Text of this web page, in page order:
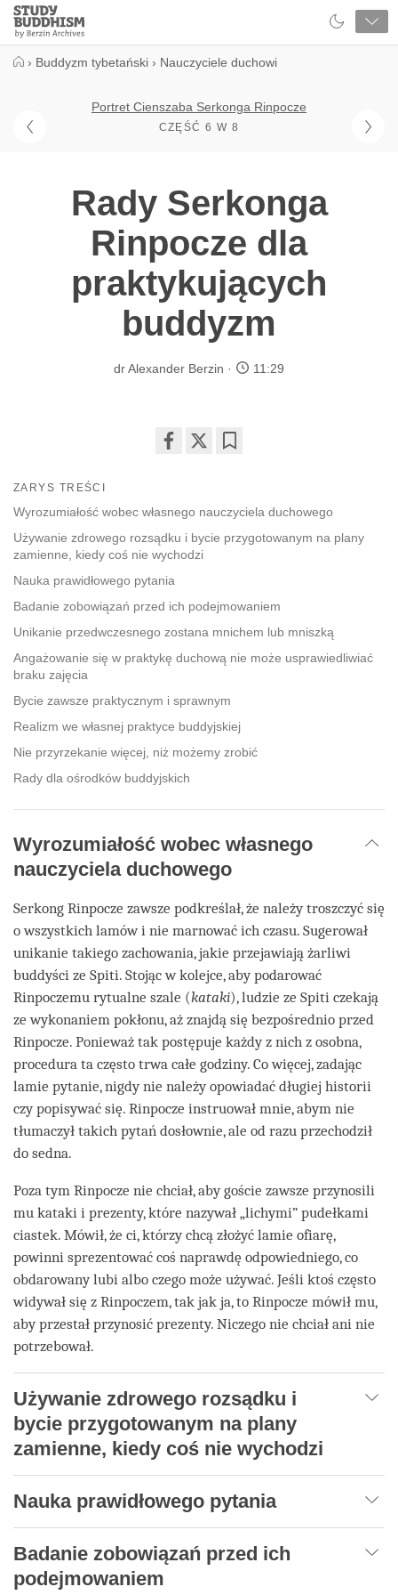
Close
Study
Buddhism
› Buddyzm tybetański › Nauczyciele duchowi
Portret Cienszaba Serkonga Rinpocze
CZĘŚĆ 6 W 8
Rady Serkonga
Rinpocze dla
praktykujących
buddyzm
dr Alexander Berzin 11:29
ZARYS TREŚCI
Wyrozumiałość wobec własnego nauczyciela duchowego
Używanie zdrowego rozsądku i bycie przygotowanym na plany
zamienne, kiedy coś nie wychodzi
Nauka prawidłowego pytania
Badanie zobowiązań przed ich podejmowaniem
Unikanie przedwczesnego zostana mnichem lub mniszką
Angażowanie się w praktykę duchową nie może usprawiedliwiać
braku zajęcia
Bycie zawsze praktycznym i sprawnym
Realizm we własnej praktyce buddyjskiej
Nie przyrzekanie więcej, niż możemy zrobić
Rady dla ośrodków buddyjskich
Wyrozumiałość wobec własnego
nauczyciela duchowego
Serkong Rinpocze zawsze podkreślał, że należy troszczyć się
o wszystkich lamów i nie marnować ich czasu. Sugerował
unikanie takiego zachowania, jakie przejawiają żarliwi
buddyści ze Spiti. Stojąc w kolejce, aby podarować
Rinpoczemu rytualne szale (kataki), ludzie ze Spiti czekają
ze wykonaniem pokłonu, aż znajdą się bezpośrednio przed
Rinpocze. Ponieważ tak postępuje każdy z nich z osobna,
procedura ta często trwa całe godziny. Co więcej, zadając
lamie pytanie, nigdy nie należy opowiadać długiej historii
czy popisywać się. Rinpocze instruował mnie, abym nie
tłumaczył takich pytań dosłownie, ale od razu przechodził
do sedna.
Poza tym Rinpocze nie chciał, aby goście zawsze przynosili
mu kataki i prezenty, które nazywał „lichymi” pudełkami
ciastek. Mówił, że ci, którzy chcą złożyć lamie ofiarę,
powinni sprezentować coś naprawdę odpowiedniego, co
obdarowany lubi albo czego może używać. Jeśli ktoś często
widywał się z Rinpoczem, tak jak ja, to Rinpocze mówił mu,
aby przestał przynosić prezenty. Niczego nie chciał ani nie
potrzebował.
Używanie zdrowego rozsądku i
bycie przygotowanym na plany
zamienne, kiedy coś nie wychodzi
Nauka prawidłowego pytania
Badanie zobowiązań przed ich
podejmowaniem